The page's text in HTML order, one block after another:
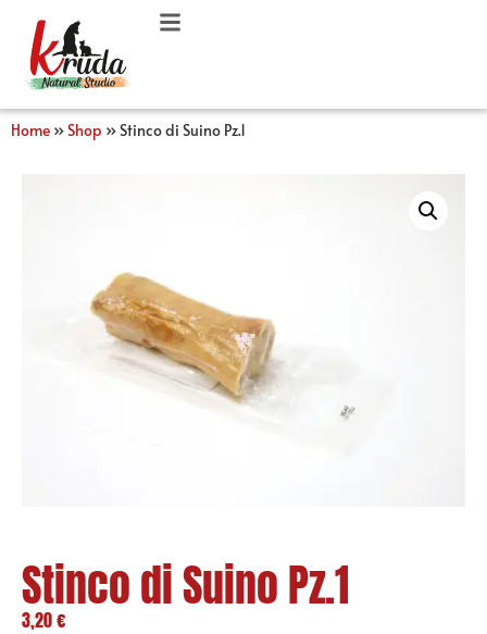
Home »Shop »Stinco di Suino Pz.1
Stinco di Suino Pz.1
3,20€